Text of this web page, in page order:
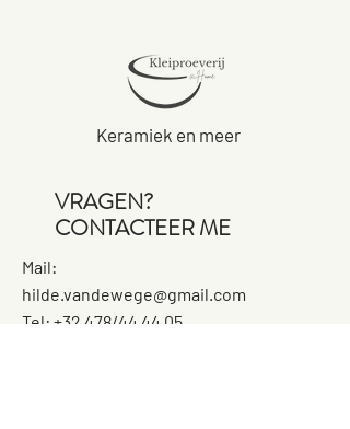
Keramiek en meer
VRAGEN?
CONTACTEER ME
Mail:
hilde.vandewege@gmail.com
Tel: +32 478/44 44 05